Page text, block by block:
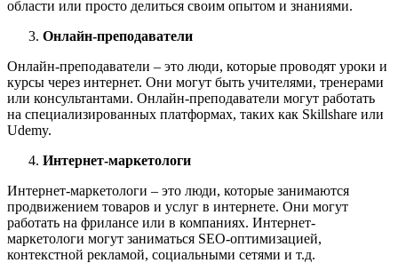
области или просто делиться своим опытом и знаниями.
Онлайн-преподаватели
Онлайн-преподаватели – это люди, которые проводят уроки и
курсы через интернет. Они могут быть учителями, тренерами
или консультантами. Онлайн-преподаватели могут работать
на специализированных платформах, таких как Skillshare или
Udemy.
Интернет-маркетологи
Интернет-маркетологи – это люди, которые занимаются
продвижением товаров и услуг в интернете. Они могут
работать на фрилансе или в компаниях. Интернет-
маркетологи могут заниматься SEO-оптимизацией,
контекстной рекламой, социальными сетями и т.д.